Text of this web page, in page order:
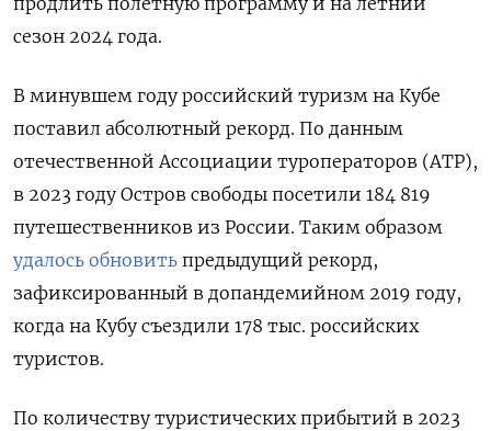
сезон 2024 года.
В минувшем году российский туризм на Кубе
поставил абсолютный рекорд. По данным
отечественной Ассоциации туроператоров (АТР),
в 2023 году Остров свободы посетили 184 819
путешественников из России. Таким образом
удалось обновить предыдущий рекорд,
зафиксированный в допандемийном 2019 году,
когда на Кубу съездили 178 тыс. российских
туристов.
По количеству туристических прибытий в 2023